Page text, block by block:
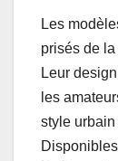
Les
prisés de
Leur
les
style urbain